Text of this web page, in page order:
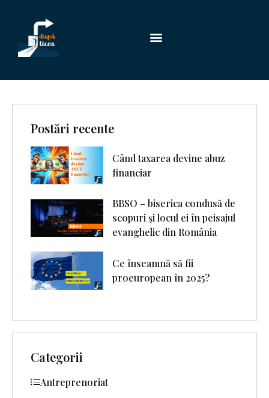
Postări recente
Când taxarea devine abuz
financiar
BBSO – biserica condusă de
scopuri şi locul ei în peisajul
evanghelic din România
Ce înseamnă să fii
proeuropean în 2025?
Categorii
Antreprenoriat